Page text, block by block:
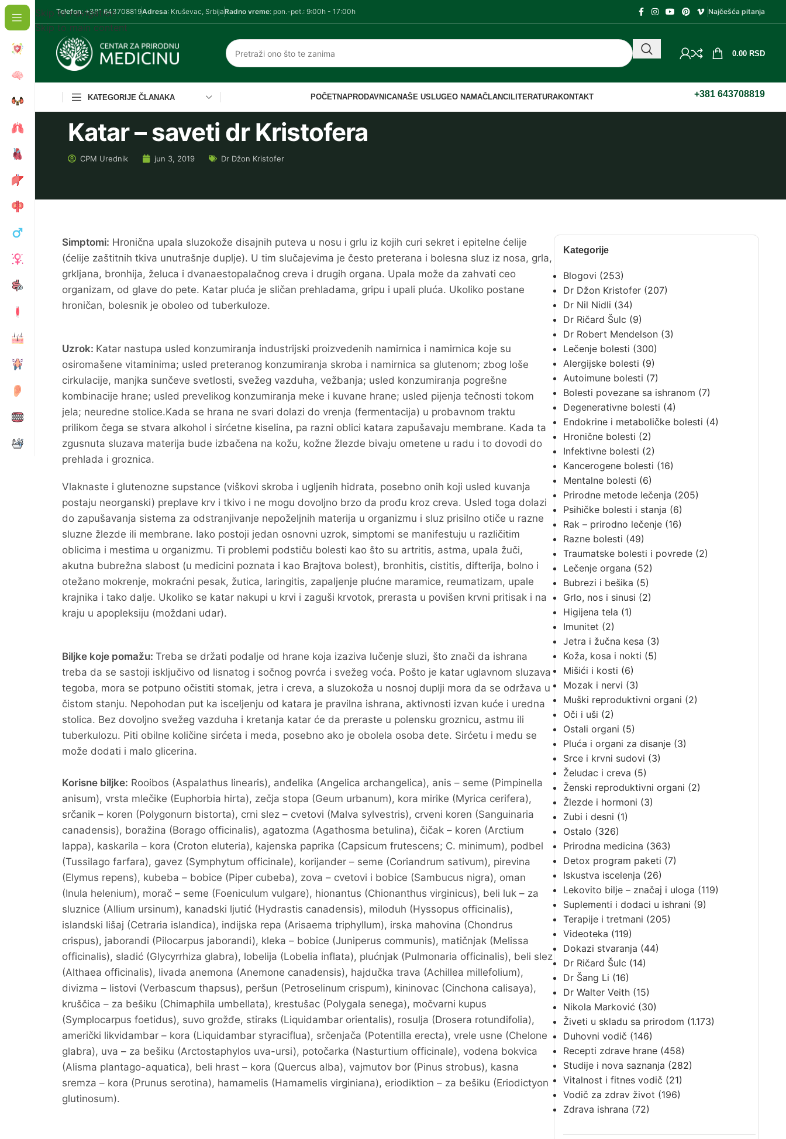
Skip to navigation
Skip to main content
Telefon: +381 643708819Adresa: Kruševac, SrbijaRadno vreme: pon.-pet.: 9:00h - 17:00h Najčešća pitanja
0.00 RSD
KATEGORIJE ČLANAKA POČETNAPRODAVNICANAŠE USLUGEO NAMAČLANCI LITERATURAKONTAKT +381 643708819
Katar – saveti dr Kristofera
CPM Urednik jun 3, 2019 Dr Džon Kristofer
Kategorije
Blogovi (253)
Dr Džon Kristofer(207)
Dr Nil Nidli (34)
Dr Ričard Šulc (9)
Dr Robert Mendelson(3)
Lečenje bolesti (300)
Alergijske bolesti (9)
Autoimune bolesti (7)
Bolesti povezane sa ishranom (7)
Degenerativne bolesti (4)
Endokrine i metaboličke bolesti (4)
Hronične bolesti (2)
Infektivne bolesti (2)
Kancerogene bolesti (16)
Mentalne bolesti (6)
Prirodne metode lečenja (205)
Psihičke bolesti i stanja (6)
Rak – prirodno lečenje(16)
Razne bolesti (49)
Traumatske bolesti i povrede(2)
Lečenje organa (52)
Bubrezi i bešika (5)
Grlo, nos i sinusi (2)
Higijena tela (1)
Imunitet (2)
Jetra i žučna kesa (3)
Koža, kosa i nokti (5)
Mišići i kosti (6)
Mozak i nervi (3)
Muški reproduktivni organi (2)
Oči i uši (2)
Ostali organi (5)
Pluća i organi za disanje(3)
Srce i krvni sudovi (3)
Želudac i creva (5)
Ženski reproduktivni organi (2)
Žlezde i hormoni (3)
Zubi i desni (1)
Ostalo (326)
Prirodna medicina (363)
Detox program paketi (7)
Iskustva iscelenja (26)
Lekovito bilje – značaj i uloga (119)
Suplementi i dodaci u ishrani (9)
Terapije i tretmani (205)
Videoteka (119)
Dokazi stvaranja (44)
Dr Ričard Šulc (14)
Dr Šang Li (16)
Dr Walter Veith(15)
Nikola Marković (30)
Živeti u skladu sa prirodom (1.173)
Duhovni vodič (146)
Recepti zdrave hrane(458)
Studije i nova saznanja (282)
Vitalnost i fitnes vodič (21)
Vodič za zdrav život (196)
Zdrava ishrana (72)
Simptomi: Hronična upala sluzokože disajnih puteva u nosu i grlu iz kojih curi sekret i epitelne ćelije
(ćelije zaštitnih tkiva unutrašnje duplje). U tim slučajevima je često preterana i bolesna sluz iz nosa, grla,
grkljana, bronhija, želuca i dvanaestopalačnog creva i drugih organa. Upala može da zahvati ceo
organizam, od glave do pete. Katar pluća je sličan prehladama, gripu i upali pluća. Ukoliko postane
hroničan, bolesnik je oboleo od tuberkuloze.
Uzrok: Katar nastupa usled konzumiranja industrijski proizvedenih namirnica i namirnica koje su
osiromašene vitaminima; usled preteranog konzumiranja skroba i namirnica sa glutenom; zbog loše
cirkulacije, manjka sunčeve svetlosti, svežeg vazduha, vežbanja; usled konzumiranja pogrešne
kombinacije hrane; usled prevelikog konzumiranja meke i kuvane hrane; usled pijenja tečnosti tokom
jela; neuredne stolice.Kada se hrana ne svari dolazi do vrenja (fermentacija) u probavnom traktu
prilikom čega se stvara alkohol i sirćetne kiselina, pa razni oblici katara zapušavaju membrane. Kada ta
zgusnuta sluzava materija bude izbačena na kožu, kožne žlezde bivaju ometene u radu i to dovodi do
prehlada i groznica.
Vlaknaste i glutenozne supstance (viškovi skroba i ugljenih hidrata, posebno onih koji usled kuvanja
postaju neorganski) preplave krv i tkivo i ne mogu dovoljno brzo da prođu kroz creva. Usled toga dolazi
do zapušavanja sistema za odstranjivanje nepoželjnih materija u organizmu i sluz prisilno otiče u razne
sluzne žlezde ili membrane. Iako postoji jedan osnovni uzrok, simptomi se manifestuju u različitim
oblicima i mestima u organizmu. Ti problemi podstiču bolesti kao što su artritis, astma, upala žuči,
akutna bubrežna slabost (u medicini poznata i kao Brajtova bolest), bronhitis, cistitis, difterija, bolno i
otežano mokrenje, mokraćni pesak, žutica, laringitis, zapaljenje plućne maramice, reumatizam, upale
krajnika i tako dalje. Ukoliko se katar nakupi u krvi i zaguši krvotok, prerasta u povišen krvni pritisak i na
kraju u apopleksiju (moždani udar).
Biljke koje pomažu: Treba se držati podalje od hrane koja izaziva lučenje sluzi, što znači da ishrana
treba da se sastoji isključivo od lisnatog i sočnog povrća i svežeg voća. Pošto je katar uglavnom sluzava
tegoba, mora se potpuno očistiti stomak, jetra i creva, a sluzokoža u nosnoj duplji mora da se održava u
čistom stanju. Nepohodan put ka isceljenju od katara je pravilna ishrana, aktivnosti izvan kuće i uredna
stolica. Bez dovoljno svežeg vazduha i kretanja katar će da preraste u polensku groznicu, astmu ili
tuberkulozu. Piti obilne količine sirćeta i meda, posebno ako je obolela osoba dete. Sirćetu i medu se
može dodati i malo glicerina.
Korisne biljke: Rooibos (Aspalathus linearis), anđelika (Angelica archangelica), anis – seme (Pimpinella
anisum), vrsta mlečike (Euphorbia hirta), zečja stopa (Geum urbanum), kora mirike (Myrica cerifera),
srčanik – koren (Polygonurn bistorta), crni slez – cvetovi (Malva sylvestris), crveni koren (Sanguinaria
canadensis), boražina (Borago officinalis), agatozma (Agathosma betulina), čičak – koren (Arctium
lappa), kaskarila – kora (Croton eluteria), kajenska paprika (Capsicum frutescens; C. minimum), podbel
(Tussilago farfara), gavez (Symphytum officinale), korijander – seme (Coriandrum sativum), pirevina
(Elymus repens), kubeba – bobice (Piper cubeba), zova – cvetovi i bobice (Sambucus nigra), oman
(Inula helenium), morač – seme (Foeniculum vulgare), hionantus (Chionanthus virginicus), beli luk – za
sluznice (Allium ursinum), kanadski ljutić (Hydrastis canadensis), miloduh (Hyssopus officinalis),
islandski lišaj (Cetraria islandica), indijska repa (Arisaema triphyllum), irska mahovina (Chondrus
crispus), jaborandi (Pilocarpus jaborandi), kleka – bobice (Juniperus communis), matičnjak (Melissa
officinalis), sladić (Glycyrrhiza glabra), lobelija (Lobelia inflata), plućnjak (Pulmonaria officinalis), beli slez
(Althaea officinalis), livada anemona (Anemone canadensis), hajdučka trava (Achillea millefolium),
divizma – listovi (Verbascum thapsus), peršun (Petroselinum crispum), kininovac (Cinchona calisaya),
kruščica – za bešiku (Chimaphila umbellata), krestušac (Polygala senega), močvarni kupus
(Symplocarpus foetidus), suvo grožđe, stiraks (Liquidambar orientalis), rosulja (Drosera rotundifolia),
američki likvidambar – kora (Liquidambar styraciflua), srčenjača (Potentilla erecta), vrele usne (Chelone
glabra), uva – za bešiku (Arctostaphylos uva-ursi), potočarka (Nasturtium officinale), vodena bokvica
(Alisma plantago-aquatica), beli hrast – kora (Quercus alba), vajmutov bor (Pinus strobus), kasna
sremza – kora (Prunus serotina), hamamelis (Hamamelis virginiana), eriodiktion – za bešiku (Eriodictyon
glutinosum).